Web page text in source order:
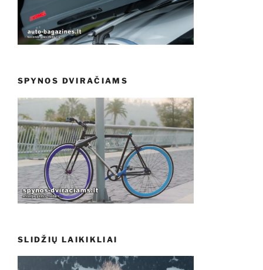
SPYNOS DVIRAČIAMS
SLIDŽIŲ LAIKIKLIAI